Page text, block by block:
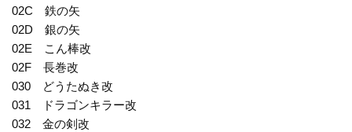
02C 鉄の矢
02D 銀の矢
02E こん棒改
02F 長巻改
030 どうたぬき改
031 ドラゴンキラー改
032 金の剣改